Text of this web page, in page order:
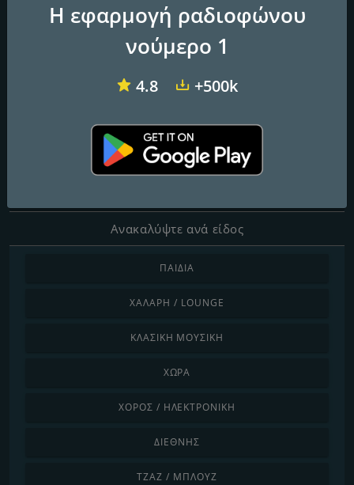
Radio Beat Radio
https://www.radiobeatradio.eu/
Ηλεκτρονική Διεύθυνση:info@radiobeatradio.eu
Ανακαλύψτε ανά είδος
ΠΑΙΔΙΆ
ΧΑΛΑΡΉ / LOUNGE
ΚΛΑΣΙΚΉ ΜΟΥΣΙΚΉ
ΧΏΡΑ
ΧΟΡΌΣ / ΗΛΕΚΤΡΟΝΙΚΉ
ΔΙΕΘΝΉΣ
ΤΖΑΖ / ΜΠΛΟΥΖ
Η εφαρμογή ραδιοφώνου
νούμερο 1
4.8 +500k